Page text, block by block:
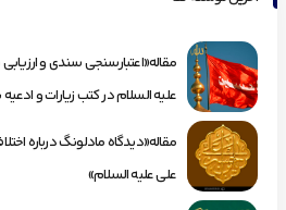
مقاله«اعتبارسنجی سندی و
علیه السلام در کتب زیارات و
مقاله«دیدگاه مادلونگ درباره
علی علیه السلام»